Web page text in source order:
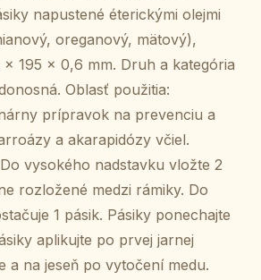
napustené éterickými olejmi
oreganový, mätový),
195 x 0,6 mm. Druh a kategória
Oblasť použitia:
prípravok na prevenciu a
a akarapidózy včiel.
vysokého nadstavku vložte 2
rozložené medzi rámiky. Do
1 pásik. Pásiky ponechajte
aplikujte po prvej jarnej
a na jeseň po vytočení medu.